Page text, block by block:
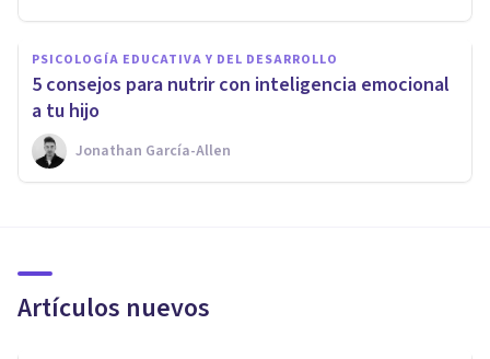
PSICOLOGÍA EDUCATIVA Y DEL DESARROLLO
5 consejos para nutrir con inteligencia emocional
a tu hijo
Jonathan García-Allen
Artículos nuevos